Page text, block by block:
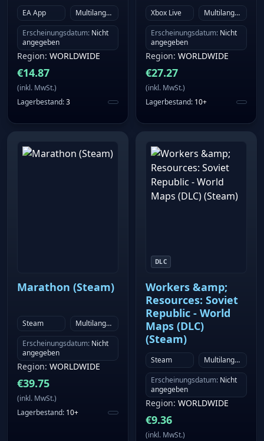
EA App
Multilanguage
Erscheinungsdatum: Nicht
angegeben
Region: WORLDWIDE
€14.87
(inkl. MwSt.)
Lagerbestand:3
Xbox Live
Multilanguage
Erscheinungsdatum: Nicht
angegeben
Region: WORLDWIDE
€27.27
(inkl. MwSt.)
Lagerbestand: 10+
Marathon (Steam)
Steam
Multilanguage
Erscheinungsdatum: Nicht
angegeben
Region: WORLDWIDE
€39.75
(inkl. MwSt.)
Lagerbestand: 10+
DLC
Workers &amp;
Resources: Soviet
Republic - World
Maps (DLC)
(Steam)
Steam
Multilanguage
Erscheinungsdatum: Nicht
angegeben
Region: WORLDWIDE
€9.36
(inkl. MwSt.)